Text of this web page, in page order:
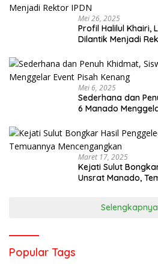
Mei 26, 2025
Profil Halilul Khairi,
Dilantik Menjadi
Mei 6, 2025
Sederhana dan
6 Manado
Maret 17, 2025
Kejati Sulut
Unsrat Manado,
Selengkapnya
Popular Tags